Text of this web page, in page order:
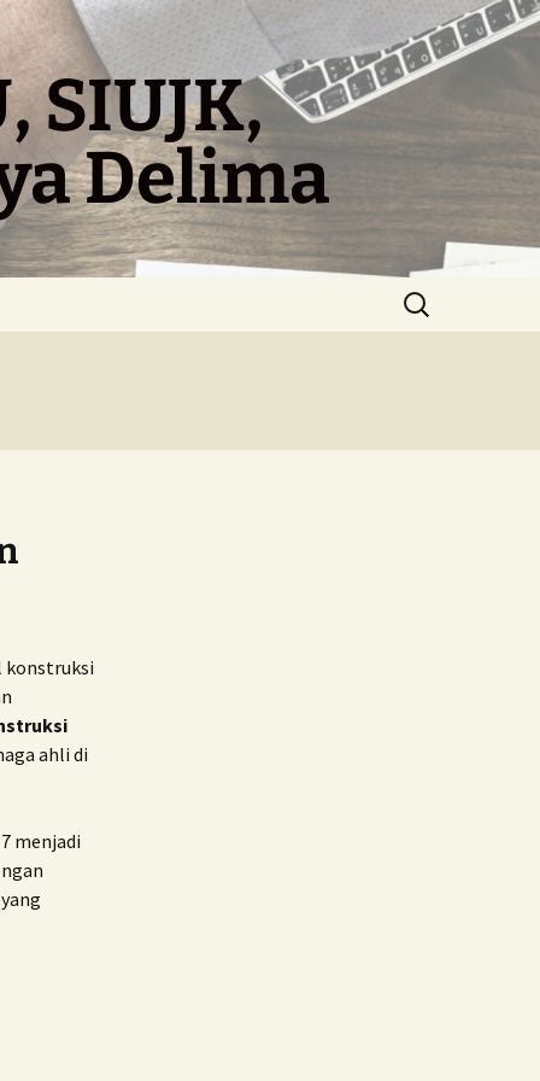
SIUJK,
Delima
Search
for:
konstruksi
ahli di
menjadi